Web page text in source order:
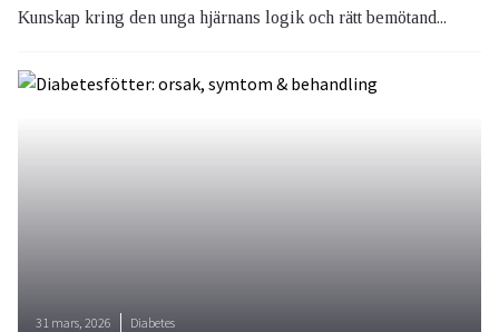
Kunskap kring den unga hjärnans logik och rätt bemötand...
31 mars, 2026 Diabetes